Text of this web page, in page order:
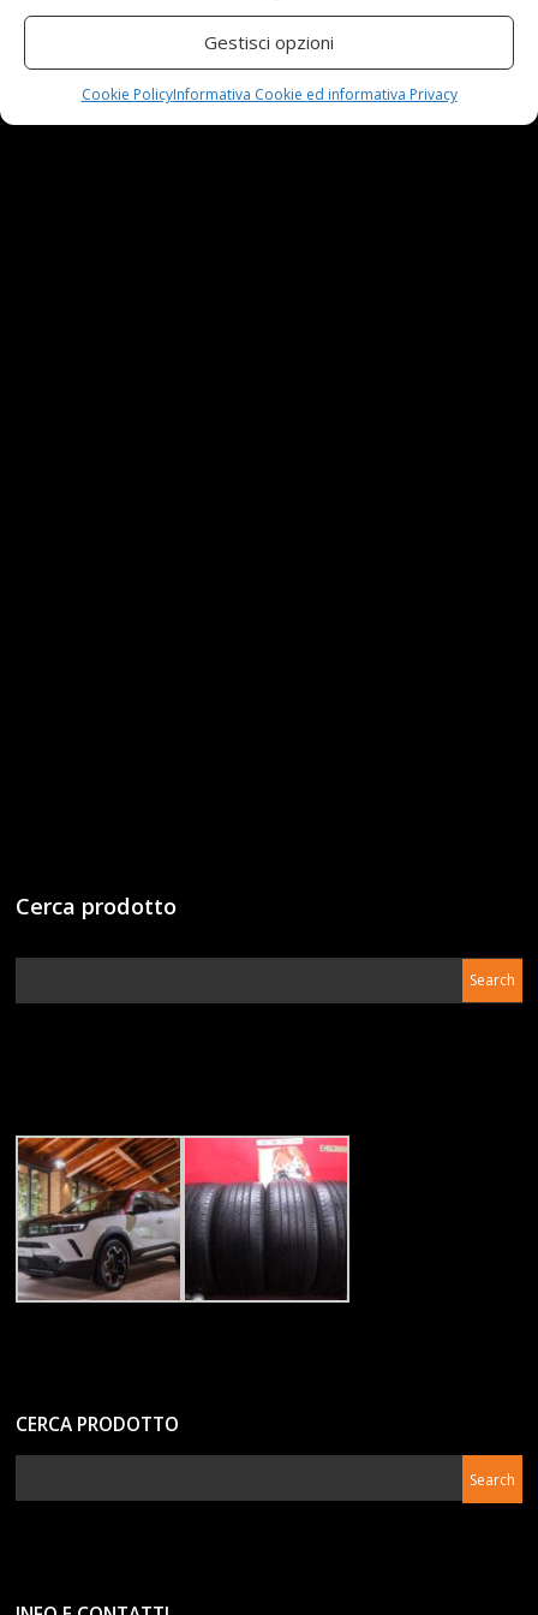
Gestisci opzioni
Cookie PolicyInformativa Cookie ed informativa Privacy
Cerca prodotto
CERCA PRODOTTO